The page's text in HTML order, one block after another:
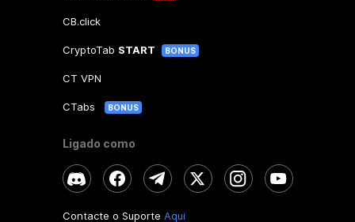
CB.click
CryptoTab START BONUS
CT VPN
CTabs BONUS
Ligado como
Contacte o Suporte Aqui